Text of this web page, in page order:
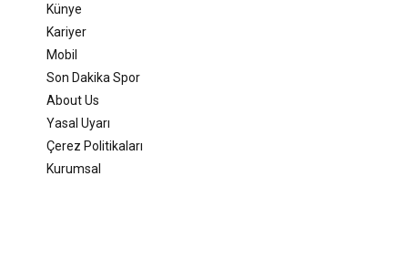
Künye
Kariyer
Mobil
Son Dakika Spor
About Us
Yasal Uyarı
Çerez Politikaları
Kurumsal